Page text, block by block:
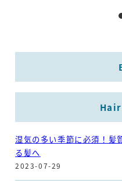
湿気の多い季節に必須！髪
る髪へ
2023-07-29